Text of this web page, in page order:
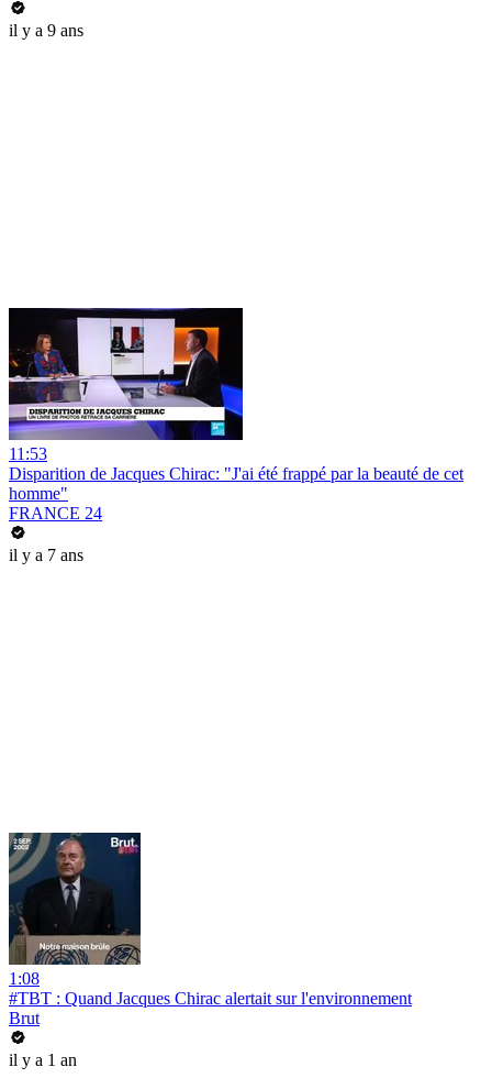
il y a 9 ans
11:53
Disparition de Jacques Chirac: "J'ai été frappé par la beauté de cet
homme"
FRANCE 24
il y a 7 ans
1:08
#TBT : Quand Jacques Chirac alertait sur l'environnement
Brut
il y a 1 an